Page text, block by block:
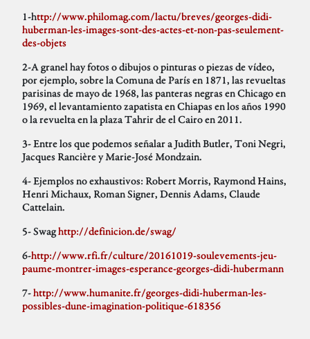
1-http://www.philomag.com/lactu/breves/georges-didi-
huberman-les-images-sont-des-actes-et-non-pas-seulement-
des-objets
2-A granel hay fotos o dibujos o pinturas o piezas de vídeo,
por ejemplo, sobre la Comuna de París en 1871, las revueltas
parisinas de mayo de 1968, las panteras negras en Chicago en
1969, el levantamiento zapatista en Chiapas en los años 1990
o la revuelta en la plaza Tahrir de el Cairo en 2011.
3- Entre los que podemos señalar a Judith Butler, Toni Negri,
Jacques Rancière y Marie-José Mondzain.
4- Ejemplos no exhaustivos: Robert Morris, Raymond Hains,
Henri Michaux, Roman Signer, Dennis Adams, Claude
Cattelain.
5- Swaghttp://definicion.de/swag/
6-http://www.rfi.fr/culture/20161019-soulevements-jeu-
paume-montrer-images-esperance-georges-didi-hubermann
7-http://www.humanite.fr/georges-didi-huberman-les-
possibles-dune-imagination-politique-618356